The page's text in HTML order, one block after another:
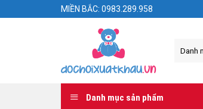
MIỀN BẮC: 0983.289.958
Danh mục sản phẩm